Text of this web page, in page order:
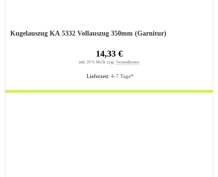
Kugelauszug KA 5332 Vollauszug 350mm (Garnitur)
Lieferzeit: 4-7 Tage*
14,33 €
inkl. 19 % MwSt. zzgl. Versandkosten